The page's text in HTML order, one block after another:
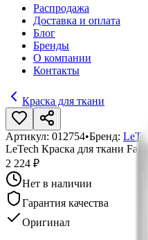
Распродажа
Доставка и оплата
Блог
Бренды
О компании
Контакты
Краска для ткани
Артикул: 012754•Бренд:
LeTech Краска для ткани
2 224 ₽
Нет в наличии
Гарантия качества
Оригинал